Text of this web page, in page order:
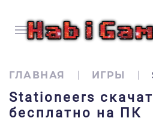
ГЛАВНАЯ ИГРЫ
Stationeers
бесплатно на ПК